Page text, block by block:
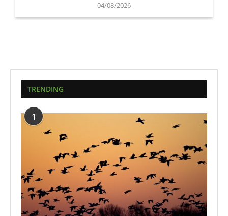
04/08/2026
TRENDING
1